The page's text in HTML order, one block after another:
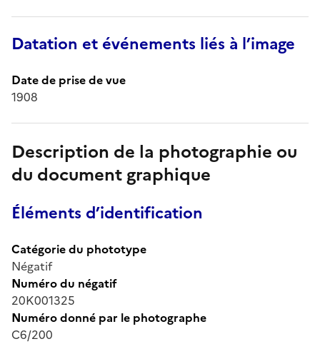
Datation et événements liés à l’image
Date de prise de vue
1908
Description de la photographie ou
du document graphique
Éléments d’identification
Catégorie du phototype
Négatif
Numéro du négatif
20K001325
Numéro donné par le photographe
C6/200